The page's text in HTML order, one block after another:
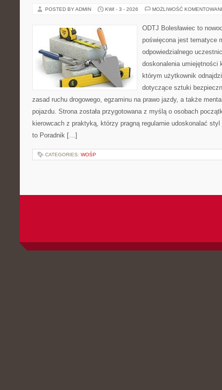
POSTED BY ADMIN KWI - 3 - 2026 MOŻLIWOŚĆ
ODTJ Bolesławiec to
poświęcona jest tematyce
odpowiedzialnego
doskonalenia umiejętności
którym użytkownik
dotyczące sztuki
zasad ruchu drogowego, egzaminu na prawo jazdy, a także
pojazdu. Strona została przygotowana z myślą o osobach
kierowcach z praktyką, którzy pragną regularnie udoskonalać
to Poradnik […]
CATEGORIES: WOŚP